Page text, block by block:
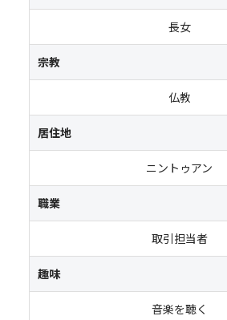
長女
宗教
仏教
居住地
ニントゥアン
職業
取引担当者
趣味
音楽を聴く